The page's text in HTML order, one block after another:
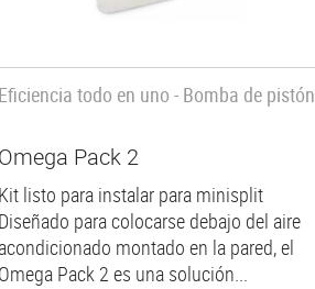
todo en uno - Bomba de pistón
Pack 2
listo para instalar para minisplit
para colocarse debajo del aire
montado en la pared, el
Pack 2 es una solución...